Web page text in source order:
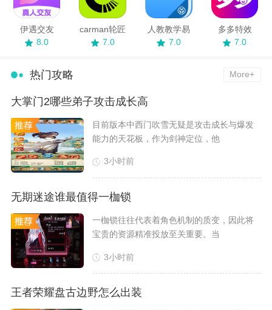
伊遇交友
8.0
carman轮匠
7.0
人教教学易
7.0
多多特效
7.0
热门攻略 More+
大掌门2哪些弟子攻击成长高
​目前版本中西门吹雪无疑是攻击成长与爆发
能力的天花板，作为剑神定位，他
3小时前
无期迷途谁最值得一枷锁
​一枷锁往往代表着角色机制的质变，因此将
宝贵的资源精准投放至关重要。当
3小时前
王者荣耀盘古边野怎么出装